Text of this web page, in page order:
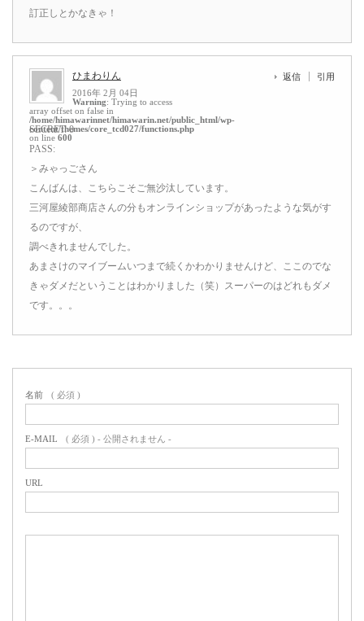
訂正しとかなきゃ！
ひまわりん
2016年 2月 04日
Warning: Trying to access
array offset on false in
/home/himawarinnet/himawarin.net/public_html/wp-
content/themes/core_tcd027/functions.php
on line 600
返信 引用
SECRET: 0
PASS:
＞みゃっごさん
こんばんは、こちらこそご無沙汰しています。
三河屋綾部商店さんの分もオンラインショップがあったような気がす
るのですが、
調べきれませんでした。
あまさけのマイブームいつまで続くかわかりませんけど、ここのでな
きゃダメだということはわかりました（笑）スーパーのはどれもダメ
です。。。
名前 ( 必須 )
E-MAIL ( 必須 ) - 公開されません -
URL